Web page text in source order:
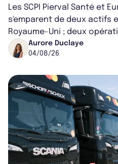
Les SCPI Pierval Santé et
s'emparent de deux actifs
Royaume-Uni ; deux
partenariat. Ces co-
Aurore Duclaye
04/08/26